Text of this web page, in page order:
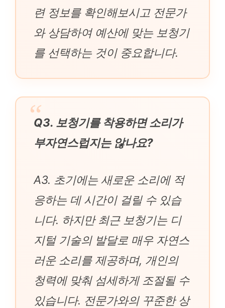
련 정보를 확인해보시고 전문가
와 상담하여 예산에 맞는 보청기
를 선택하는 것이 중요합니다.
Q3. 보청기를 착용하면 소리가
부자연스럽지는 않나요?
A3. 초기에는 새로운 소리에 적
응하는 데 시간이 걸릴 수 있습
니다. 하지만 최근 보청기는 디
지털 기술의 발달로 매우 자연스
러운 소리를 제공하며, 개인의
청력에 맞춰 섬세하게 조절될 수
있습니다. 전문가와의 꾸준한 상